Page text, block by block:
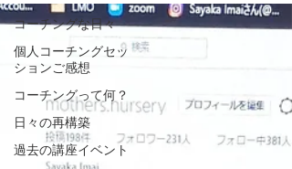
コーチングな日々
個人コーチングセッ
ションご感想
コーチングって何？
日々の再構築
過去の講座イベント